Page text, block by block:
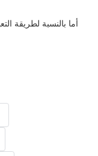
أما بالنسبة لطريقة